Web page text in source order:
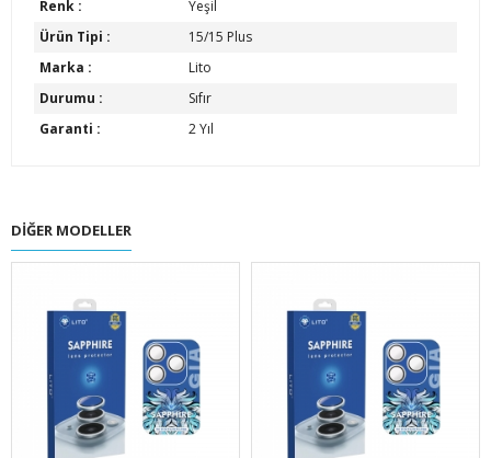
Renk :
Yeşil
Ürün Tipi :
15/15 Plus
Marka :
Lito
Durumu :
Sıfır
Garanti :
2 Yıl
DIĞER MODELLER